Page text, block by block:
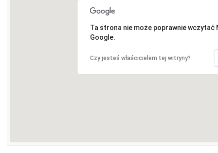
Ta strona nie może poprawnie wczytać
Google.
Czy jesteś właścicielem tej witryny?